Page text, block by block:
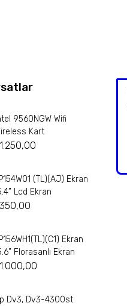
9560NGW Wifi
Kart
1.250,00
(TL)(AJ) Ekran
Lcd Ekran
350,00
Ekran
Florasanlı Ekran
1.000,00
Dv3, Dv3-4300st